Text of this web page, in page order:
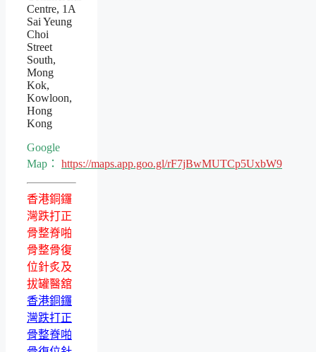
Centre, 1A
Sai Yeung
Choi
Street
South,
Mong
Kok,
Kowloon,
Hong
Kong
Google
Map： https://maps.app.goo.gl/rF7jBwMUTCp5UxbW9
香港銅鑼
灣跌打正
骨整脊啪
骨整骨復
位針炙及
拔罐醫舘
香港銅鑼
灣跌打正
骨整脊啪